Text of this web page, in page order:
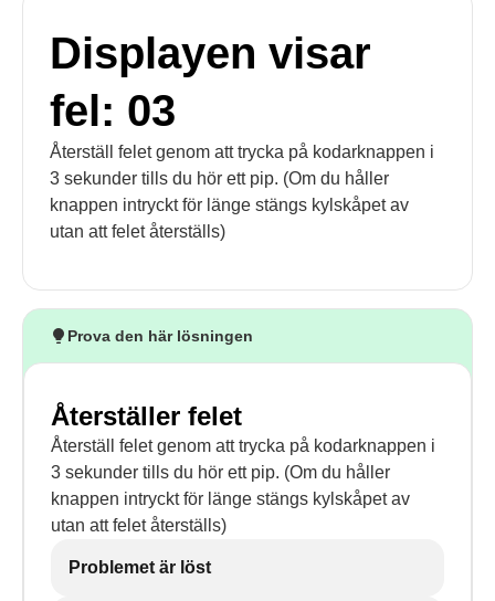
Displayen visar
fel: 03
Återställ felet genom att trycka på kodarknappen i
3 sekunder tills du hör ett pip. (Om du håller
knappen intryckt för länge stängs kylskåpet av
utan att felet återställs)
Prova den här lösningen
Återställer felet
Återställ felet genom att trycka på kodarknappen i
3 sekunder tills du hör ett pip. (Om du håller
knappen intryckt för länge stängs kylskåpet av
utan att felet återställs)
Problemet är löst